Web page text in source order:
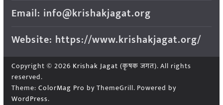
Email: info@krishakjagat.org
Website: https://www.krishakjagat.org/
Copyright © 2026 Krishak Jagat (कृषक जगत). All rights
reserved.
Theme: ColorMag Pro by ThemeGrill. Powered by
WordPress.